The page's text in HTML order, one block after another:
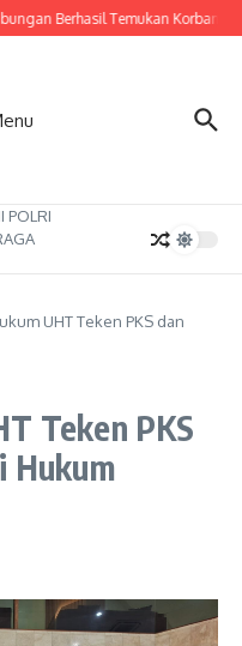
Berhasil Temukan Korban
POLRI
UHT Teken PKS dan
Teken PKS
Hukum